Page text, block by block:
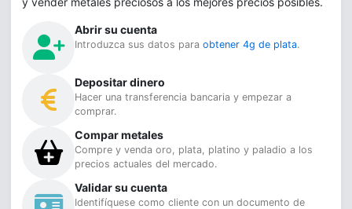
Abrir su cuenta
Introduzca sus datos para obtener 4g de plata.
Depositar dinero
Hacer una transferencia bancaria y empezar a
comprar.
Compar metales
Compre y venda oro, plata, platino y paladio a los
precios actuales del mercado.
Validar su cuenta
Identifíquese como cliente con un documento de